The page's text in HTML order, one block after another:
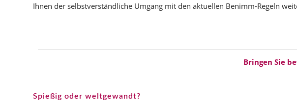
Ihnen der selbstverständliche Umgang mit den aktuellen Benimm-Regeln
Bringen Sie
Spießig oder weltgewandt?